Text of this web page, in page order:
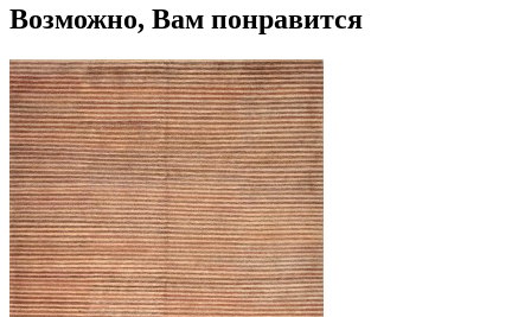
Возможно, Вам понравится